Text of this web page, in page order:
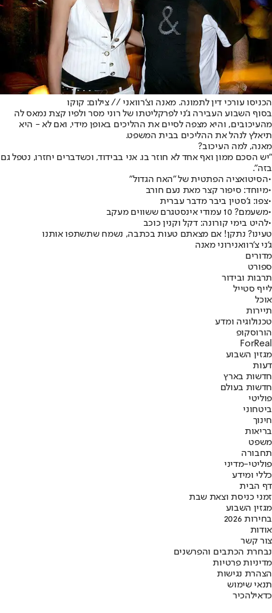
הכניסו עורכי דין לתמונה. מאנה וצ'רוואני // צילום: קוקו
בסוף השבוע העבירה ג'ני לפרקליטתו של רוני מסר ולפיו קצת נמאס לה
מהעיכובים, והיא מצפה לסיים את ההליכים באופן מידי, ואם לא - היא
תיאלץ לנהל את ההליכים בבית המשפט.
מאנה, למה העיכוב?
"יש הסכם ממון ואף אחד לא חוזר בו. אני בבידוד, וכשדברים יחזרו, נטפל גם
בזה".
•הסיטואציה הפתטית של "האח הגדול"
•מיוחד: סיפור קצר מאת נעם חורב
•צפו: ג'סטין ביבר מדבר עברית
•משעמם? 10 עמודי אינסטגרם ששווים מעקב
•להיט בימי קורונה: דקל וקנין כוכב
טעינו? נתקן! אם מצאתם טעות בכתבה, נשמח שתשתפו אותנו
ג'ני צ'רוואנירוני מאנה
מדורים
ספורט
תרבות ובידור
לייף סטייל
אוכל
תיירות
טכנולוגיה ומדע
הורוסקופ
ForReal
מגזין השבוע
דעות
חדשות בארץ
חדשות בעולם
פוליטי
ביטחוני
חינוך
בריאות
משפט
תחבורה
פוליטי-מדיני
כללי ומידע
דף הבית
זמני כניסת וצאת שבת
מגזין השבוע
בחירות 2026
אודות
צור קשר
נבחרת הכתבים והפרשנים
מדיניות פרטיות
הצהרת נגישות
תנאי שימוש
כדאילהכיר